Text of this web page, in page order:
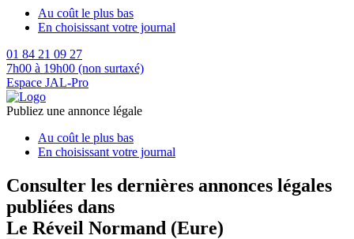
Au coût le plus bas
En choisissant votre journal
01 84 21 09 27
7h00 à 19h00 (non surtaxé)
Espace JAL-Pro
Publiez une annonce légale
Au coût le plus bas
En choisissant votre journal
Consulter les dernières annonces légales
publiées dans
Le Réveil Normand (Eure)